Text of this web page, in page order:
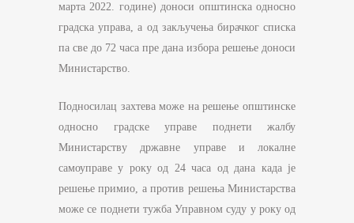
марта 2022. године) доноси општинска односно
градска управа, а од закључења бирачког списка
па све до 72 часа пре дана избора решење доноси
Министарство.
Подносилац захтева може на решење општинске
односно градске управе поднети жалбу
Министарству државне управе и локалне
самоуправе у року од 24 часа од дана када је
решење примио, а против решења Министарства
може се поднети тужба Управном суду у року од